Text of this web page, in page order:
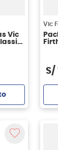
Vic
Vic
S/